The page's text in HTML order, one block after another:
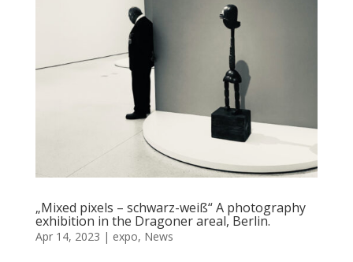
„Mixed pixels – schwarz-weiß“ A photography
exhibition in the Dragoner areal, Berlin.
Apr 14, 2023 | expo, News